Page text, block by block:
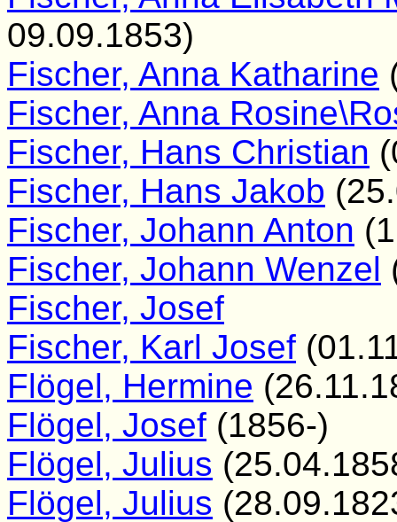
09.09.1853)
Fischer, Anna Katharine
Fischer, Anna
Fischer, Hans Christian
Fischer, Hans Jakob
Fischer, Johann Anton
Fischer, Johann Wenzel
Fischer, Josef
Fischer, Karl Josef
Flögel, Hermine
Flögel, Josef (1856-)
Flögel, Julius
Flögel, Julius